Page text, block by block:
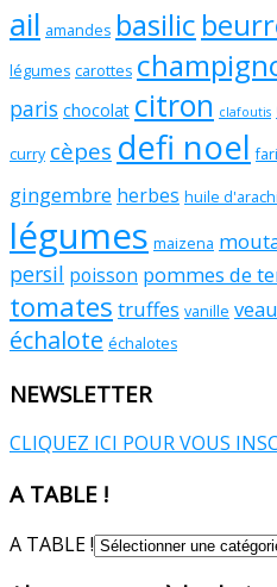
ail amandes basilic
légumes carottes
paris chocolat citron clafoutis
curry cèpes defi noel
gingembre herbes huile
légumes maizena
persil poisson pommes de
tomates truffes vanille veau
échalote échalotes
NEWSLETTER
CLIQUEZ ICI POUR VOUS
A TABLE !
A TABLE !